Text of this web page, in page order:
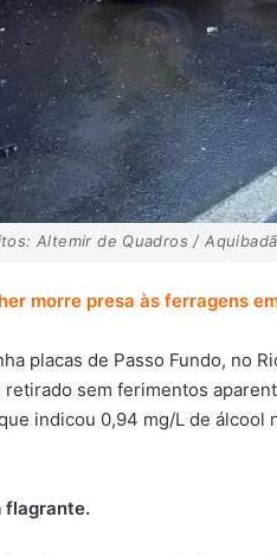
Altemir de Quadros /
morre presa às ferragens
placas de Passo Fundo, no
sem ferimentos
indicou 0,94 mg/L de
flagrante.